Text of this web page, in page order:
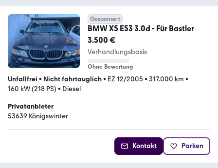
Gesponsert
BMW X5 E53 3.0d - Für Bastler
3.500 €
Verhandlungsbasis
Ohne Bewertung
Unfallfrei • Nicht fahrtauglich• EZ 12/2005 • 317.000 km •
160 kW (218 PS) • Diesel
Privatanbieter
53639 Königswinter
Kontakt Parken